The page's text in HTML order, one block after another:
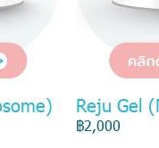
Reju Gel
฿2,000